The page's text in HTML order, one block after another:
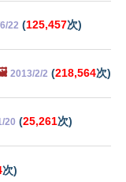
22 (125,457次)
2013/2/2 (218,564次)
20 (25,261次)
次)